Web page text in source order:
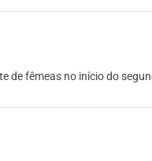
de fêmeas no início do